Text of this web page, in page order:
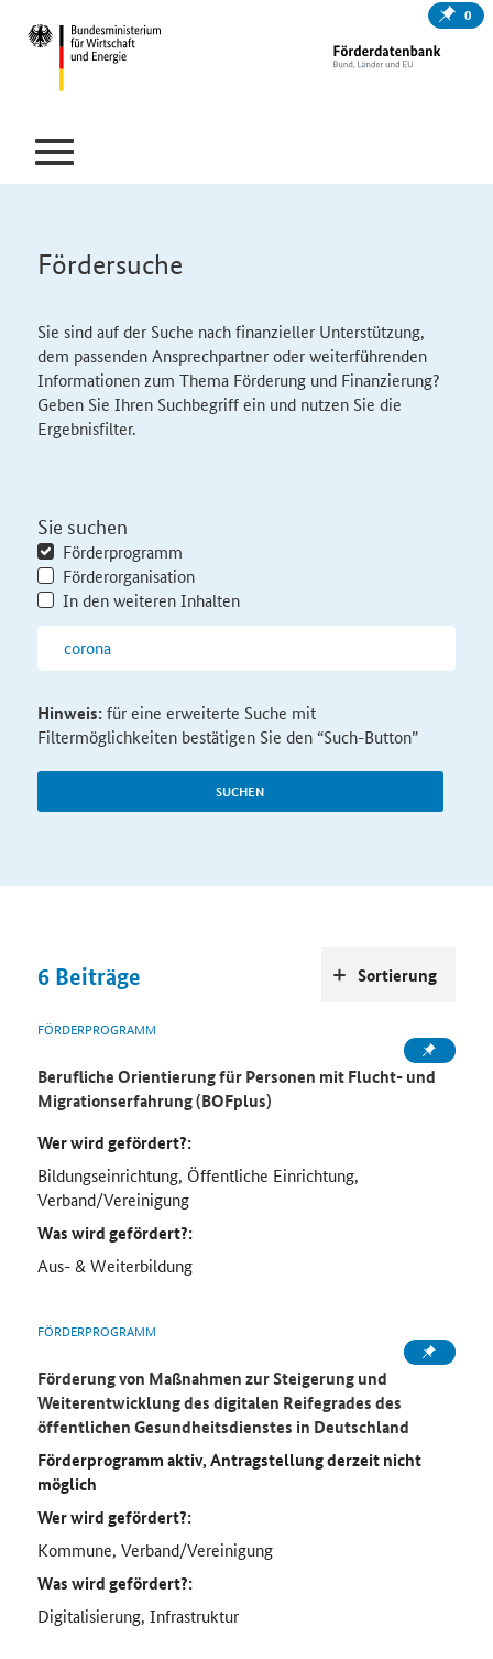
0
Fördersuche
Sie sind auf der Suche nach finanzieller Unterstützung,
dem passenden Ansprechpartner oder weiterführenden
Informationen zum Thema Förderung und Finanzierung?
Geben Sie Ihren Suchbegriff ein und nutzen Sie die
Ergebnisfilter.
Sie suchen
Förderprogramm
Förderorganisation
In den weiteren Inhalten
SUCHEN
Hinweis:für eine erweiterte Suche mit
Filtermöglichkeiten bestätigen Sie den “Such-Button”
6 Beiträge
FÖRDERPROGRAMM
Berufliche Orientierung für Personen mit Flucht- und
Migrationserfahrung (BOFplus)
Wer wird gefördert?:
Bildungseinrichtung, Öffentliche Einrichtung,
Verband/Vereinigung
Was wird gefördert?:
Aus- & Weiterbildung
FÖRDERPROGRAMM
Förderung von Maßnahmen zur Steigerung und
Weiterentwicklung des digitalen Reifegrades des
öffentlichen Gesundheitsdienstes in Deutschland
Förderprogramm aktiv, Antragstellung derzeit nicht
möglich
Wer wird gefördert?:
Kommune, Verband/Vereinigung
Was wird gefördert?:
Digitalisierung, Infrastruktur
Sortierung